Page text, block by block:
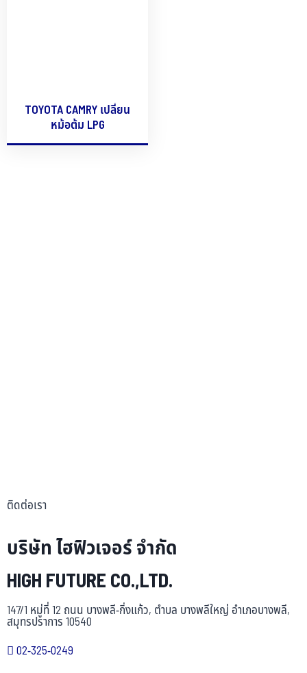
TOYOTA CAMRY เปลี่ยน
หม้อต้ม LPG
ติดต่อเรา
บริษัท ไฮฟิวเจอร์ จำกัด
HIGH FUTURE CO.,LTD.
147/1 หมู่ที่ 12 ถนน บางพลี-กิ่งแก้ว, ตำบล บางพลีใหญ่ อำเภอบางพลี,
สมุทรปราการ 10540
02-325-0249